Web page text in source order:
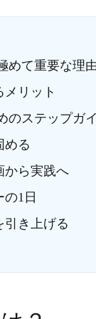
めて重要な理
メリット
のステップガ
める
から実践へ
1日
引き上げる